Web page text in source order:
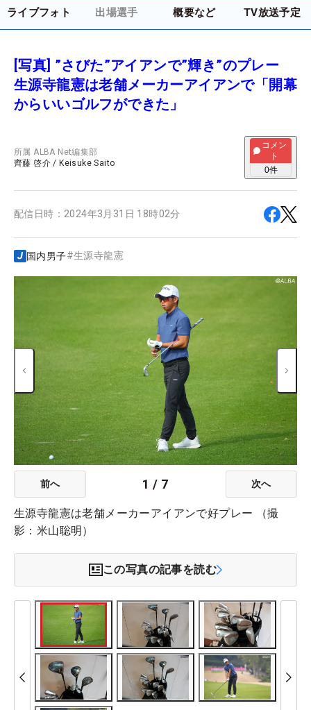
ライブフォト 出場選手 概要など TV放送予定
[写真] ”さびた”アイアンで”輝き”のプレー
生源寺龍憲は老舗メーカーアイアンで「開幕
からいいゴルフができた」
所属ALBA Net編集部
齊藤 啓介 / Keisuke Saito
コメン
ト
0件
配信日時： 2024年3月31日 18時02分
国内男子#生源寺龍憲
前へ 1 / 7 次へ
生源寺龍憲は老舗メーカーアイアンで好プレー （撮
影：米山聡明）
この写真の記事を読む